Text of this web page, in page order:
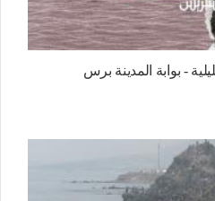
- بوابة المدينة برس